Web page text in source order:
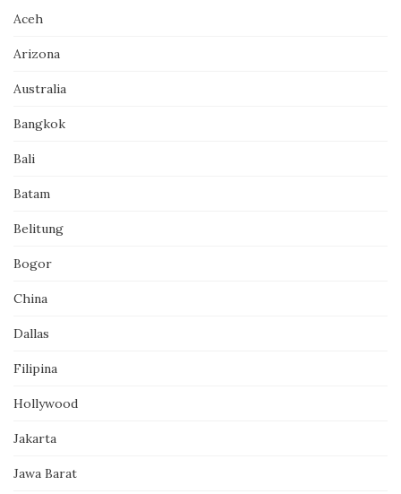
Aceh
Arizona
Australia
Bangkok
Bali
Batam
Belitung
Bogor
China
Dallas
Filipina
Hollywood
Jakarta
Jawa Barat